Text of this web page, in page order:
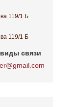
119/1 Б
119/1 Б